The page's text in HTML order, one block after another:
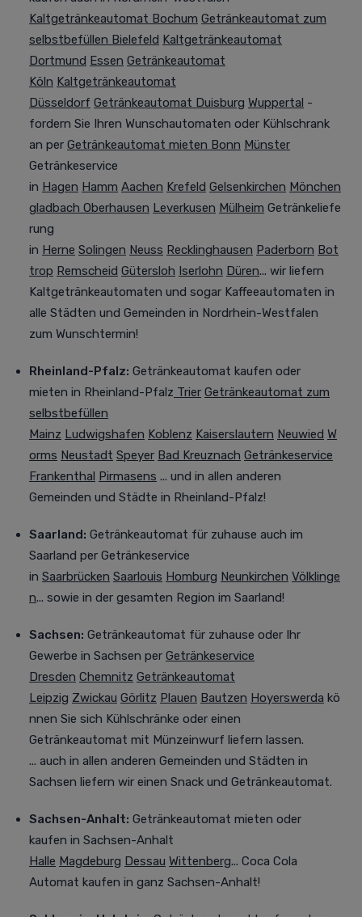
Kaltgetränkeautomat Bochum Getränkeautomat zum
selbstbefüllen Bielefeld Kaltgetränkeautomat
Dortmund Essen Getränkeautomat
Köln Kaltgetränkeautomat
Düsseldorf Getränkeautomat Duisburg Wuppertal -
fordern Sie Ihren Wunschautomaten oder Kühlschrank
an per Getränkeautomat mieten Bonn Münster
Getränkeservice
in Hagen Hamm Aachen Krefeld Gelsenkirchen Mönchen
gladbach Oberhausen Leverkusen Mülheim Getränkeliefe
rung
in Herne Solingen Neuss Recklinghausen Paderborn Bot
trop Remscheid Gütersloh Iserlohn Düren... wir liefern
Kaltgetränkeautomaten und sogar Kaffeeautomaten in
alle Städten und Gemeinden in Nordrhein-Westfalen
zum Wunschtermin!
Rheinland-Pfalz: Getränkeautomat kaufen oder
mieten in Rheinland-Pfalz Trier Getränkeautomat zum
selbstbefüllen
Mainz Ludwigshafen Koblenz Kaiserslautern Neuwied W
orms Neustadt Speyer Bad Kreuznach Getränkeservice
Frankenthal Pirmasens ... und in allen anderen
Gemeinden und Städte in Rheinland-Pfalz!
Saarland: Getränkeautomat für zuhause auch im
Saarland per Getränkeservice
in Saarbrücken Saarlouis Homburg Neunkirchen Völklinge
n... sowie in der gesamten Region im Saarland!
Sachsen: Getränkeautomat für zuhause oder Ihr
Gewerbe in Sachsen per Getränkeservice
Dresden Chemnitz Getränkeautomat
Leipzig Zwickau Görlitz Plauen Bautzen Hoyerswerda kö
nnen Sie sich Kühlschränke oder einen
Getränkeautomat mit Münzeinwurf liefern lassen.
... auch in allen anderen Gemeinden und Städten in
Sachsen liefern wir einen Snack und Getränkeautomat.
Sachsen-Anhalt: Getränkeautomat mieten oder
kaufen in Sachsen-Anhalt
Halle Magdeburg Dessau Wittenberg... Coca Cola
Automat kaufen in ganz Sachsen-Anhalt!